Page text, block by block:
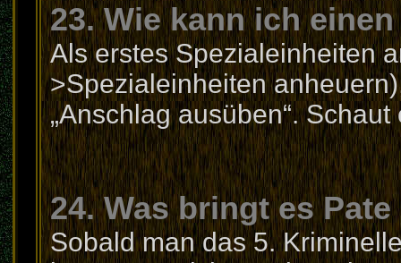
23. Wie kann ich
Als erstes Spezialeinheiten
>Spezialeinheiten
„Anschlag ausüben“.
24. Was bringt es
Sobald man das 5.